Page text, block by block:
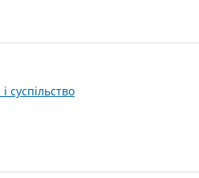
суспільство